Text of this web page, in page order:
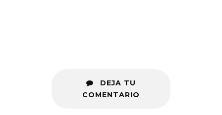
DEJA TU
COMENTARIO